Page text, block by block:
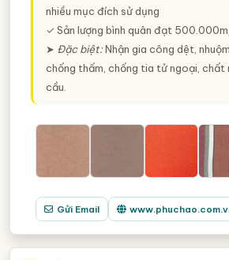
nhiều mục đích sử dụng
✓ Sản lượng bình quân đạt
➤ Đặc biệt:Nhận gia công dệt,
chống thấm, chống tia tử ngoại, chất
cầu.
Gửi Email